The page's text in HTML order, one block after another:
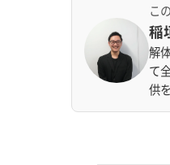
こ
稲
解
て
供